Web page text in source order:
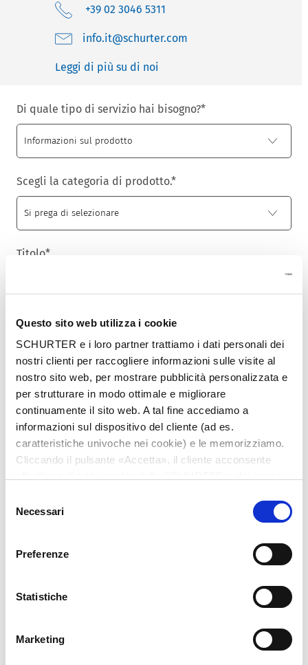
Questo sito web utilizza i cookie
SCHURTER e i loro partner trattiamo i dati personali dei
nostri clienti per raccogliere informazioni sulle visite al
nostro sito web, per mostrare pubblicità personalizzata e
per strutturare in modo ottimale e migliorare
continuamente il sito web. A tal fine accediamo a
informazioni sul dispositivo del cliente (ad es.
caratteristiche univoche nei cookie) e le memorizziamo.
Cliccando il pulsante «Accetta», il cliente acconsente
momento cliccando su «Impostazioni» in fondo alla
pagina. Le impostazioni personali sono comunicate ai
nostri partner e non hanno alcuna influenza sui dati del
browser. Ulteriori informazioni sono disponibili nella
delNecessari
Preferenze
Statistiche
Marketing
+39 02 3046 5311
moc.retruhcs@ti.ofni
Leggi di più su di noi
Di quale tipo di servizio hai bisogno?*
Scegli la categoria di prodotto.*
Titolo*
Nome*
Cognome*